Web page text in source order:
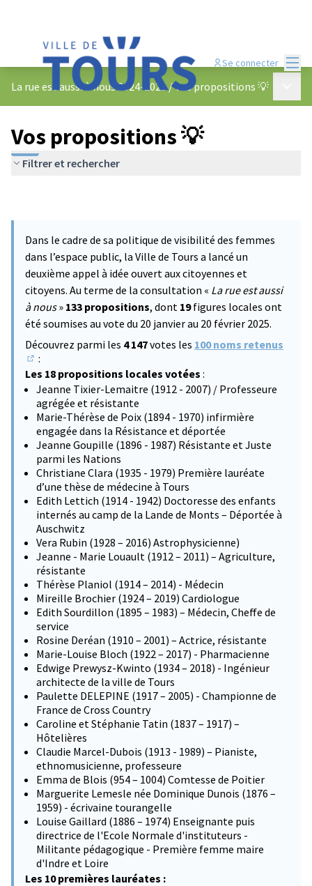
Se connecter
La rue est aussi à nous 2024-2025 /Vos propositions 💡
Vos propositions 💡
Filtrer et rechercher
Dans le cadre de sa politique de visibilité des femmes
dans l’espace public, la Ville de Tours a lancé un
deuxième appel à idée ouvert aux citoyennes et
citoyens. Au terme de la consultation « La rue est aussi
à nous» 133 propositions, dont 19figures locales ont
été soumises au vote du 20 janvier au 20 février 2025.
Découvrez parmi les 4 147votes les 100 noms retenus
(S'ouvre dans un nouvel onglet)
:
Les 18 propositions locales votées :
Jeanne Tixier-Lemaitre (1912 - 2007) / Professeure
agrégée et résistante
Marie-Thérèse de Poix (1894 - 1970) infirmière
engagée dans la Résistance et déportée
Jeanne Goupille (1896 - 1987) Résistante et Juste
parmi les Nations
Christiane Clara (1935 - 1979) Première lauréate
d’une thèse de médecine à Tours
Edith Lettich (1914 - 1942) Doctoresse des enfants
internés au camp de la Lande de Monts – Déportée à
Auschwitz
Vera Rubin (1928 – 2016) Astrophysicienne)
Jeanne - Marie Louault (1912 – 2011) – Agriculture,
résistante
Thérèse Planiol (1914 – 2014) - Médecin
Mireille Brochier (1924 – 2019) Cardiologue
Edith Sourdillon (1895 – 1983) – Médecin, Cheffe de
service
Rosine Deréan (1910 – 2001) – Actrice, résistante
Marie-Louise Bloch (1922 – 2017) - Pharmacienne
Edwige Prewysz-Kwinto (1934 – 2018) - Ingénieur
architecte de la ville de Tours
Paulette DELEPINE (1917 – 2005) - Championne de
France de Cross Country
Caroline et Stéphanie Tatin (1837 – 1917) –
Hôtelières
Claudie Marcel-Dubois (1913 - 1989) – Pianiste,
ethnomusicienne, professeure
Emma de Blois (954 – 1004) Comtesse de Poitier
Marguerite Lemesle née Dominique Dunois (1876 –
1959) - écrivaine tourangelle
Louise Gaillard (1886 – 1974) Enseignante puis
directrice de l'Ecole Normale d'instituteurs -
Militante pédagogique - Première femme maire
d'Indre et Loire
Les 10 premières lauréates :